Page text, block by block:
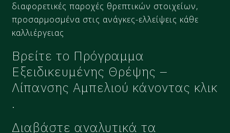
διαφορετικές παροχές θρεπτικών στοιχείων,
προσαρμοσμένα στις ανάγκες-ελλείψεις κάθε
καλλιέργειας
Βρείτε το Πρόγραμμα
Εξειδικευμένης Θρέψης –
Λίπανσης Αμπελιού κάνοντας κλικ
.
Διαβάστε αναλυτικά τα